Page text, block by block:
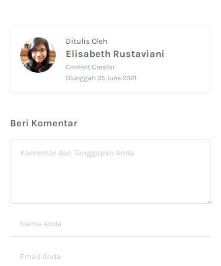
Ditulis Oleh
Elisabeth Rustaviani
Content Creator
Diunggah 05 June 2021
Beri Komentar